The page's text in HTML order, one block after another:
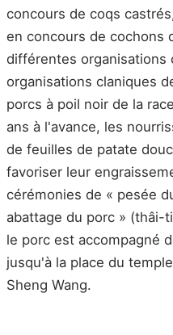
concours de coqs
en concours de cochons
différentes organisations
organisations claniques
porcs à poil noir de la
ans à l'avance, les
de feuilles de patate
favoriser leur
cérémonies de « pesée
abattage du porc »
le porc est accompagné
jusqu'à la place du
Sheng Wang.